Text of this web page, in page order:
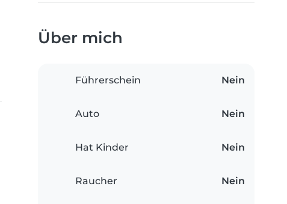
Über mich
Führerschein Nein
Auto Nein
Hat Kinder Nein
Raucher Nein